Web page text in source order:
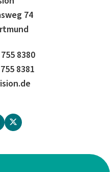
74
8380
8381